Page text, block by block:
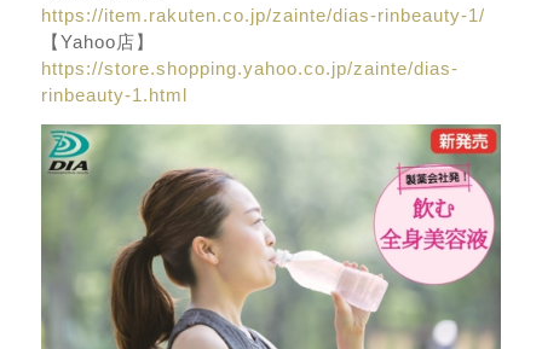
https://item.rakuten.co.jp/zainte/dias-rinbeauty-1/
【Yahoo店】
https://store.shopping.yahoo.co.jp/zainte/dias-
rinbeauty-1.html